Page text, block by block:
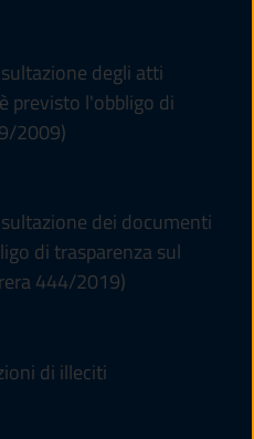
degli atti
previsto l'obbligo di
2009)
dei documenti
di trasparenza sul
444/2019)
di illeciti